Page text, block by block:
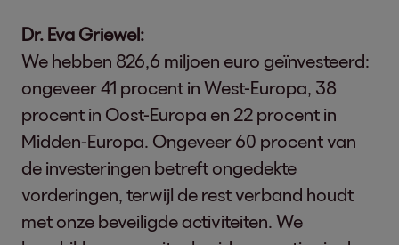
Dr. Eva Griewel:
We hebben 826,6 miljoen euro geïnvesteerd:
ongeveer 41 procent in West-Europa, 38
procent in Oost-Europa en 22 procent in
Midden-Europa. Ongeveer 60 procent van
de investeringen betreft ongedekte
vorderingen, terwijl de rest verband houdt
met onze beveiligde activiteiten. We